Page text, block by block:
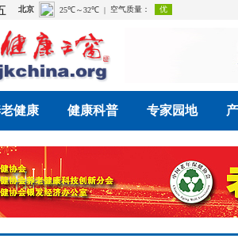
健康 健康科普 专家园地